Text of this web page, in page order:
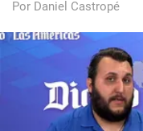
Por Daniel Castropé